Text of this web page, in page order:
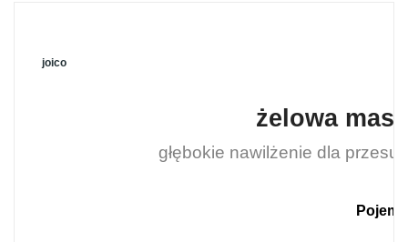
joico
żelowa
głębokie nawilżenie dla